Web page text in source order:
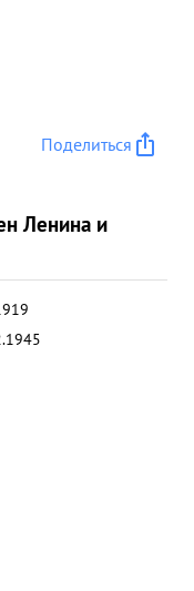
Поделиться
Ленина и